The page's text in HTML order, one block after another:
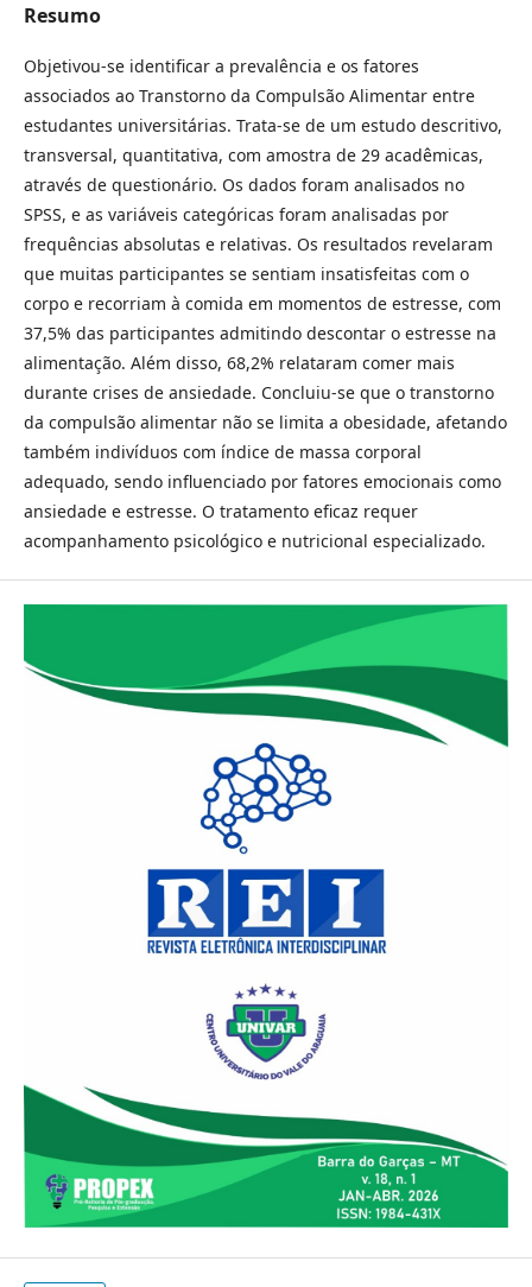
Resumo
Objetivou-se identificar a prevalência e os fatores
associados ao Transtorno da Compulsão Alimentar entre
estudantes universitárias. Trata-se de um estudo descritivo,
transversal, quantitativa, com amostra de 29 acadêmicas,
através de questionário. Os dados foram analisados no
SPSS, e as variáveis categóricas foram analisadas por
frequências absolutas e relativas. Os resultados revelaram
que muitas participantes se sentiam insatisfeitas com o
corpo e recorriam à comida em momentos de estresse, com
37,5% das participantes admitindo descontar o estresse na
alimentação. Além disso, 68,2% relataram comer mais
durante crises de ansiedade. Concluiu-se que o transtorno
da compulsão alimentar não se limita a obesidade, afetando
também indivíduos com índice de massa corporal
adequado, sendo influenciado por fatores emocionais como
ansiedade e estresse. O tratamento eficaz requer
acompanhamento psicológico e nutricional especializado.